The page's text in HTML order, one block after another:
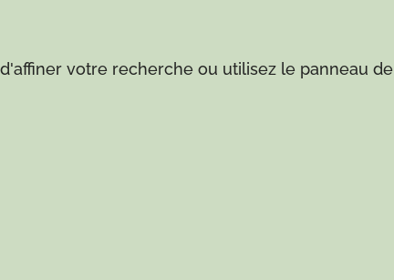
votre recherche ou utilisez le panneau de